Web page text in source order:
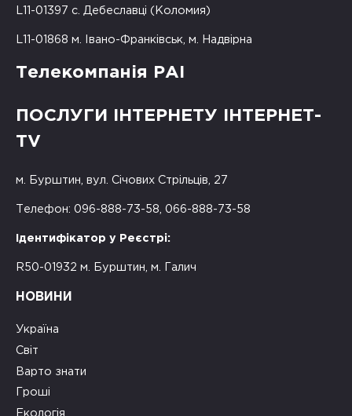
L11-01397 с. Дебеславці (Коломия)
L11-01868 м. Івано-Франківськ, м. Надвірна
Телекомпанія РАІ
ПОСЛУГИ ІНТЕРНЕТУ ІНТЕРНЕТ-
TV
м. Бурштин, вул. Січових Стрільців, 27
Телефон: 096-888-73-58, 066-888-73-58
Ідентифікатор у Реєстрі:
R50-01932 м. Бурштин, м. Галич
НОВИНИ
Україна
Світ
Варто знати
Гроші
Екологія